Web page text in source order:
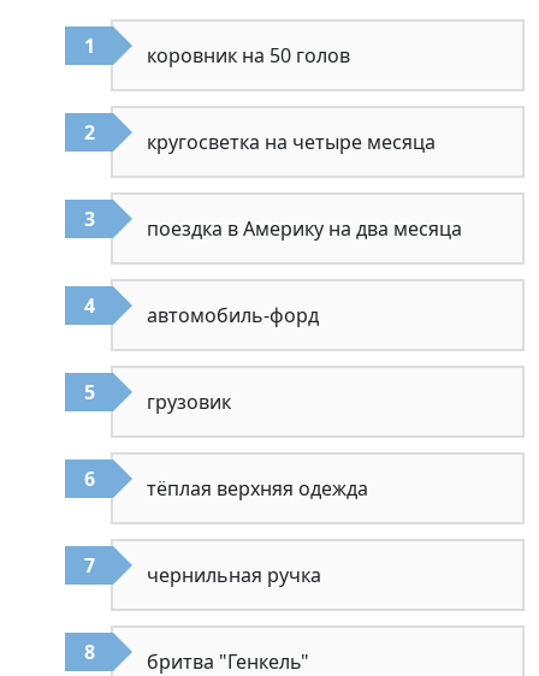
коровник на 50 голов
кругосветка на четыре месяца
поездка в Америку на два месяца
автомобиль-форд
грузовик
тёплая верхняя одежда
чернильная ручка
бритва "Генкель"